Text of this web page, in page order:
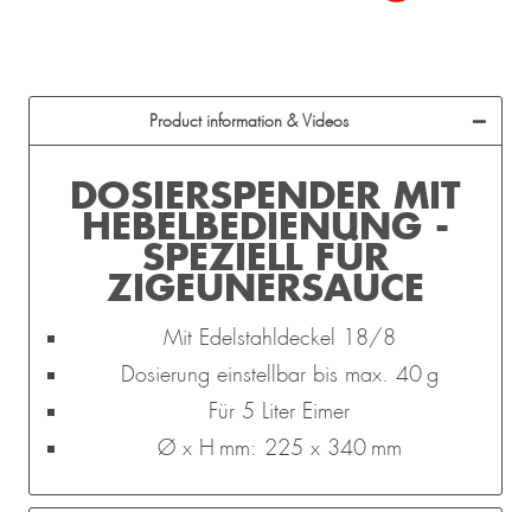
Product information & Videos
DOSIERSPENDER MIT
HEBELBEDIENUNG -
SPEZIELL FÜR
ZIGEUNERSAUCE
Mit Edelstahldeckel 18/8
Dosierung einstellbar bis max. 40 g
Für 5 Liter Eimer
Ø x H mm: 225 x 340 mm